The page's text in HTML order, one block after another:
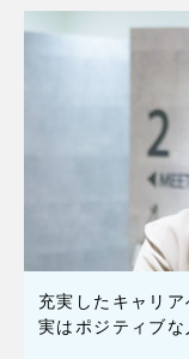
充実したキャリ
実はポジティブ